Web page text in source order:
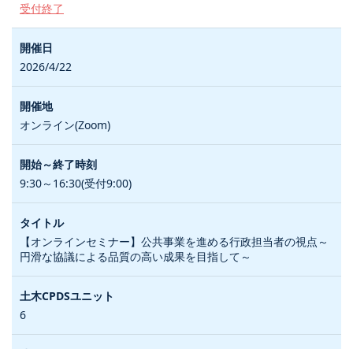
受付終了
2026/4/22
オンライン(Zoom)
9:30～16:30(受付9:00)
【オンラインセミナー】公共事業を進める行政担当者の視点～
円滑な協議による品質の高い成果を目指して～
6